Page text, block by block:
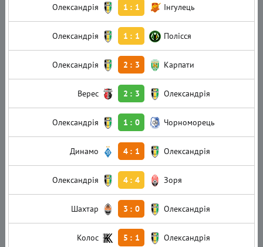
Олександрія 1 : 1 Інгулець
Олександрія 1 : 1 Полісся
Олександрія 2 : 3 Карпати
Верес 2 : 3 Олександрія
Олександрія 1 : 0 Чорноморець
Динамо 4 : 1 Олександрія
Олександрія 4 : 4 Зоря
Шахтар 3 : 0 Олександрія
Колос 5 : 1 Олександрія